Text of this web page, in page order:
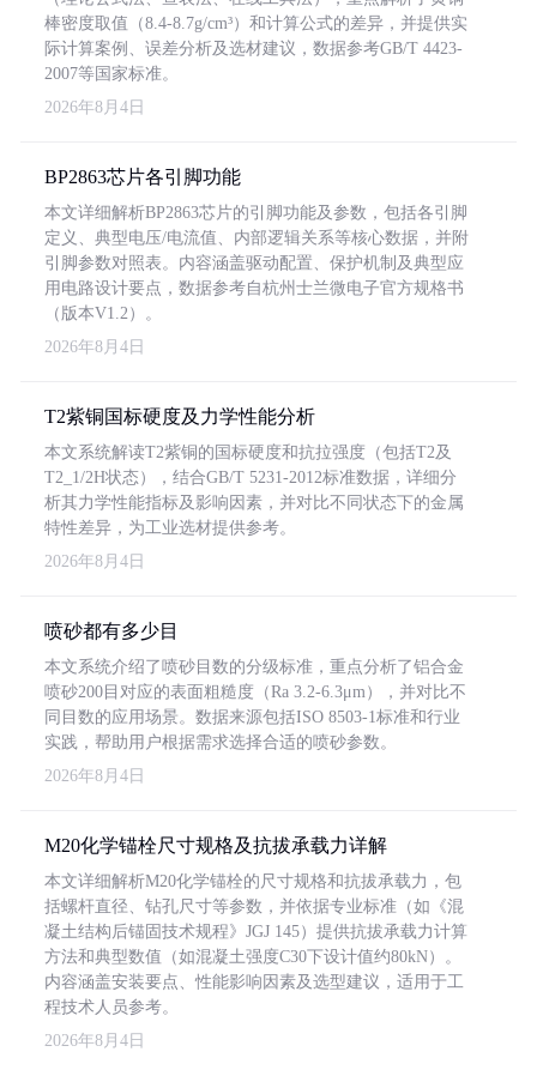
棒密度取值（8.4-8.7g/cm³）和计算公式的差异，并提供实
际计算案例、误差分析及选材建议，数据参考GB/T 4423-
2007等国家标准。
2026年8月4日
BP2863芯片各引脚功能
本文详细解析BP2863芯片的引脚功能及参数，包括各引脚
定义、典型电压/电流值、内部逻辑关系等核心数据，并附
引脚参数对照表。内容涵盖驱动配置、保护机制及典型应
用电路设计要点，数据参考自杭州士兰微电子官方规格书
（版本V1.2）。
2026年8月4日
T2紫铜国标硬度及力学性能分析
本文系统解读T2紫铜的国标硬度和抗拉强度（包括T2及
T2_1/2H状态），结合GB/T 5231-2012标准数据，详细分
析其力学性能指标及影响因素，并对比不同状态下的金属
特性差异，为工业选材提供参考。
2026年8月4日
喷砂都有多少目
本文系统介绍了喷砂目数的分级标准，重点分析了铝合金
喷砂200目对应的表面粗糙度（Ra 3.2-6.3μm），并对比不
同目数的应用场景。数据来源包括ISO 8503-1标准和行业
实践，帮助用户根据需求选择合适的喷砂参数。
2026年8月4日
M20化学锚栓尺寸规格及抗拔承载力详解
本文详细解析M20化学锚栓的尺寸规格和抗拔承载力，包
括螺杆直径、钻孔尺寸等参数，并依据专业标准（如《混
凝土结构后锚固技术规程》JGJ 145）提供抗拔承载力计算
方法和典型数值（如混凝土强度C30下设计值约80kN）。
内容涵盖安装要点、性能影响因素及选型建议，适用于工
程技术人员参考。
2026年8月4日